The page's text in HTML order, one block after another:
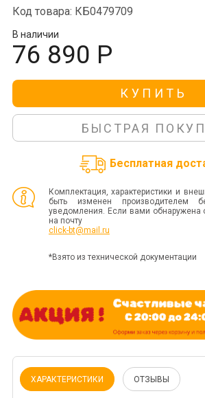
Код товара: КБ0479709
В наличии
76 890 Р
КУПИТЬ
БЫСТРАЯ
Бесплатная
Комплектация, характеристики и
быть изменен производителем
уведомления. Если вами обнаружена
на почту
click-bt@mail.ru
*Взято из технической документации
ХАРАКТЕРИСТИКИ ОТЗЫВЫ